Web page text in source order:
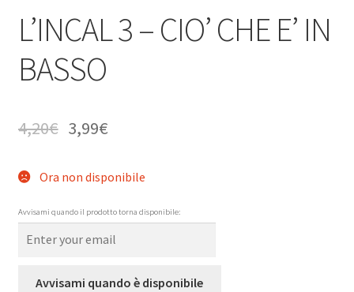
L’INCAL 3 – CIO’ CHE E’ IN
BASSO
4,20€ 3,99€
Ora non disponibile
Avvisami quando il prodotto torna disponibile:
Avvisami quando è disponibile